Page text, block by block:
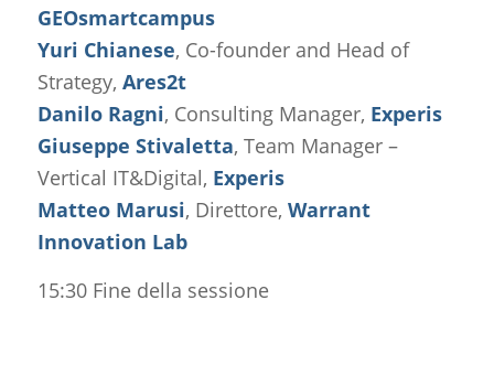
GEOsmartcampus
Yuri Chianese, Co-founder and Head of
Strategy, Ares2t
Danilo Ragni, Consulting Manager, Experis
Giuseppe Stivaletta, Team Manager –
Vertical IT&Digital, Experis
Matteo Marusi, Direttore, Warrant
Innovation Lab
15:30 Fine della sessione